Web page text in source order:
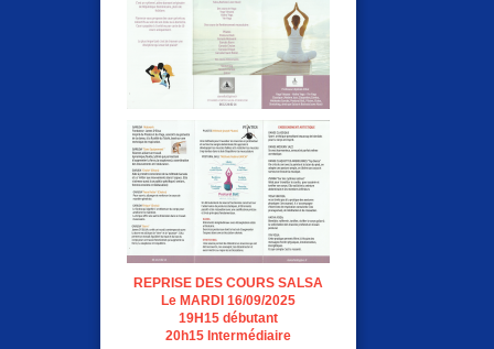
REPRISE DES COURS SALSA
Le MARDI 16/09/2025
19H15 débutant
20h15 Intermédiaire